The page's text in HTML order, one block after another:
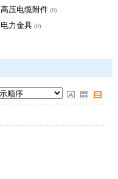
高压电缆附件 (0)
电力金具 (0)